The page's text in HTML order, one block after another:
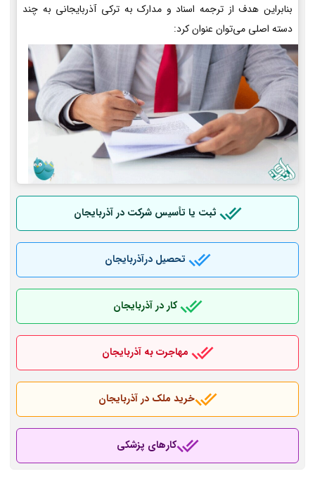
بنابراین هدف از ترجمه اسناد و مدارک به ترکی آذربایجانی به چند
دسته اصلی می‌توان عنوان کرد:
ثبت یا تأسیس شرکت در آذربایجان
تحصیل درآذربایجان
کار در آذربایجان
مهاجرت به آذربایجان
خرید ملک در آذربایجان
کارهای پزشکی